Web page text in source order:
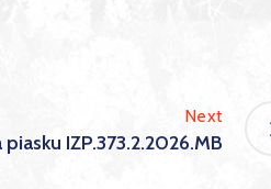
Next
IZP.373.2.2026.MB